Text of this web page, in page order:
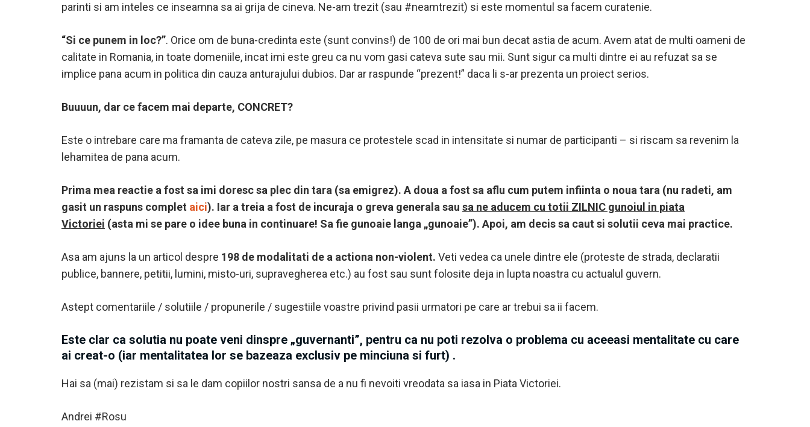
parinti si am inteles ce inseamna sa ai grija de cineva. Ne-am trezit (sau #neamtrezit) si este momentul sa facem curatenie.
“Si ce punem in loc?”. Orice om de buna-credinta este (sunt convins!) de 100 de ori mai bun decat astia de acum. Avem atat de multi oameni de
calitate in Romania, in toate domeniile, incat imi este greu ca nu vom gasi cateva sute sau mii. Sunt sigur ca multi dintre ei au refuzat sa se
implice pana acum in politica din cauza anturajului dubios. Dar ar raspunde “prezent!” daca li s-ar prezenta un proiect serios.
Buuuun, dar ce facem mai departe, CONCRET?
Este o intrebare care ma framanta de cateva zile, pe masura ce protestele scad in intensitate si numar de participanti – si riscam sa revenim la
lehamitea de pana acum.
Prima mea reactie a fost sa imi doresc sa plec din tara (sa emigrez). A doua a fost sa aflu cum putem infiinta o noua tara (nu radeti, am
gasit un raspuns complet aici). Iar a treia a fost de incuraja o greva generala sau sa ne aducem cu totii ZILNIC gunoiul in piata
Victoriei (asta mi se pare o idee buna in continuare! Sa fie gunoaie langa „gunoaie”). Apoi, am decis sa caut si solutii ceva mai practice.
Asa am ajuns la un articol despre 198 de modalitati de a actiona non-violent. Veti vedea ca unele dintre ele (proteste de strada, declaratii
publice, bannere, petitii, lumini, misto-uri, supravegherea etc.) au fost sau sunt folosite deja in lupta noastra cu actualul guvern.
Astept comentariile / solutiile / propunerile / sugestiile voastre privind pasii urmatori pe care ar trebui sa ii facem.
Este clar ca solutia nu poate veni dinspre „guvernanti”, pentru ca nu poti rezolva o problema cu aceeasi mentalitate cu care
ai creat-o (iar mentalitatea lor se bazeaza exclusiv pe minciuna si furt) .
Hai sa (mai) rezistam si sa le dam copiilor nostri sansa de a nu fi nevoiti vreodata sa iasa in Piata Victoriei.
Andrei #Rosu